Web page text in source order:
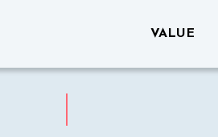
VALUE